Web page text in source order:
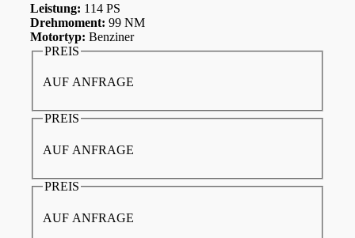
Leistung: 114 PS
Drehmoment: 99 NM
Motortyp: Benziner
PREIS
AUF ANFRAGE
PREIS
AUF ANFRAGE
PREIS
AUF ANFRAGE